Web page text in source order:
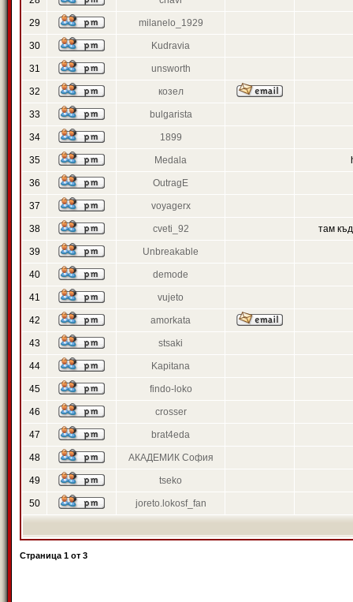
29 milanelo_1929
30 Kudravia
31 unsworth
32 козел
33 bulgarista
34 1899
35 Medala
36 OutragE
37 voyagerx
38 cveti_92 там
39 Unbreakable
40 demode
41 vujeto
42 amorkata
43 stsaki
44 Kapitana
45 findo-loko
46 crosser
47 brat4eda
48 АКАДЕМИК София
49 tseko
50 joreto.lokosf_fan
Страница 1 от 3